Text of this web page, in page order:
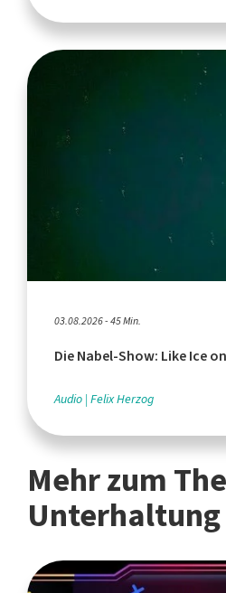
03.08.2026 - 45 Min.
Die Nabel-Show: Like Ice
Audio Felix Herzog
Mehr zum
Unterhaltung